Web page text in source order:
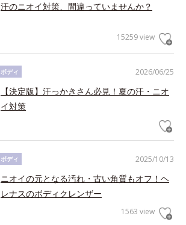
汗のニオイ対策、間違っていませんか？
15259 view
2026/06/25
ボディ
【決定版】汗っかきさん必見！夏の汗・ニオ
イ対策
2025/10/13
ボディ
ニオイの元となる汚れ・古い角質もオフ！ヘ
レナスのボディクレンザー
1563 view